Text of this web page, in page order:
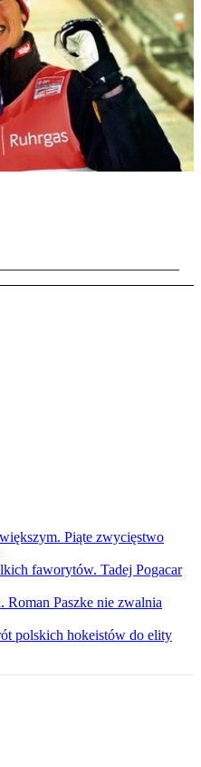
Piąte zwycięstwo
faworytów. Tadej Pogacar
Roman Paszke nie zwalnia
polskich hokeistów do elity